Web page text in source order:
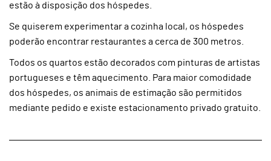
estão à disposição dos hóspedes.
Se quiserem experimentar a cozinha local, os hóspedes
poderão encontrar restaurantes a cerca de 300 metros.
Todos os quartos estão decorados com pinturas de artistas
portugueses e têm aquecimento. Para maior comodidade
dos hóspedes, os animais de estimação são permitidos
mediante pedido e existe estacionamento privado gratuito.